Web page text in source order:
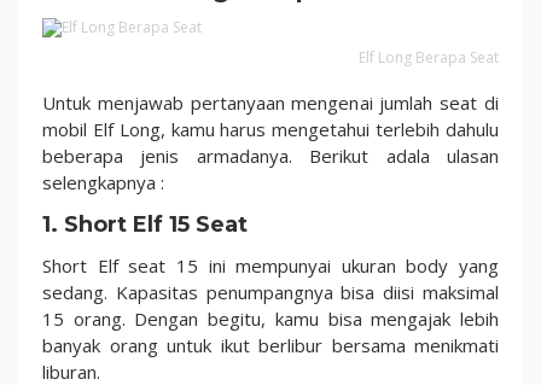
Elf Long Berapa Seat
Untuk menjawab pertanyaan mengenai jumlah seat di
mobil Elf Long, kamu harus mengetahui terlebih dahulu
beberapa jenis armadanya. Berikut adala ulasan
selengkapnya :
1. Short Elf 15 Seat
Short Elf seat 15 ini mempunyai ukuran body yang
sedang. Kapasitas penumpangnya bisa diisi maksimal
15 orang. Dengan begitu, kamu bisa mengajak lebih
banyak orang untuk ikut berlibur bersama menikmati
liburan.